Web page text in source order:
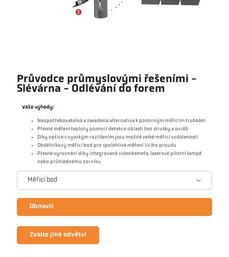
Průvodce průmyslovými řešeními -
Slévárna - Odlévání do forem
Vaše výhody:
Neopotřebovatelná a zavedená alternativa k ponorným měřicím trubkám
Přesné měření teploty pomocí detekce oblastí bez strusky a oxidů
Díky optice s vysokým rozlišením jsou možné velké měřicí vzdálenosti
Obdélníkový měřicí bod pro spolehlivé měření licího proudu
Přesné vyrovnání díky integrované videokameře, laserové pilotní lampě
nebo průhlednému zorníku
Měřicí bod
Obnovit
Zvolte jiné odvětví